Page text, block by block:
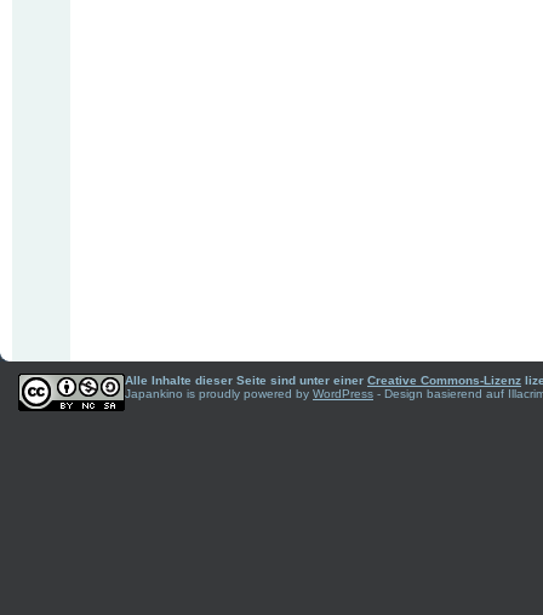
Alle Inhalte dieser Seite sind unter einer Creative Commons-Lizenz
Japankino is proudly powered by WordPress - Design basierend auf